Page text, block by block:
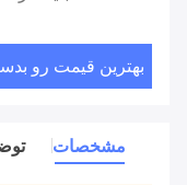
بهترین قیمت رو
مشخصات